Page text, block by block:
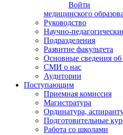
Войти
медицинского
Руководство
Научно-
Подразделения
Развитие факультета
Основные сведения об
СМИ о нас
Аудитории
Поступающим
Приемная комиссия
Магистратура
Ординатура,
Подготовительные
Работа со школами